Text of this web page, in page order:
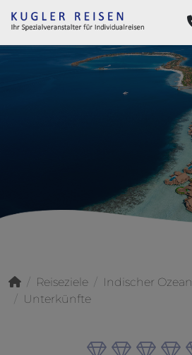
Reiseziele Indischer Ozean
Unterkünfte